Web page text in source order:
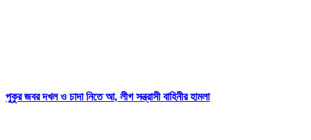
পুকুর জবর দখল ও চাদা নিতে আ, লীগ সন্ত্রাসী বাহিনীর হামলা